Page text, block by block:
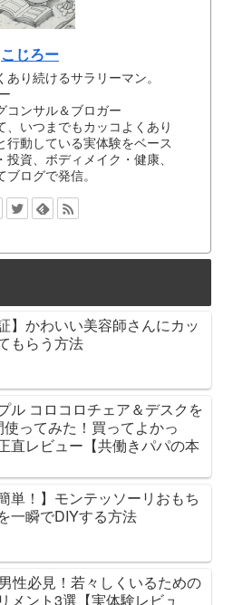
こじろー
り続けるサラリーマン。
コンサル＆ブロガー
、いつまでもカッコよくあり
行動している実体験をベース
資、ボディメイク・健康、
ログで発信。
証】かわいい美容師さんにカッ
もらう方法
ル コロコロチェア＆デスクを
使ってみた！買ってよかっ
直レビュー【共働きパパの本
簡単！】モンテッソーリおもち
一瞬でDIYする方法
性必見！若々しくいるための
メント3選【実体験レビュ